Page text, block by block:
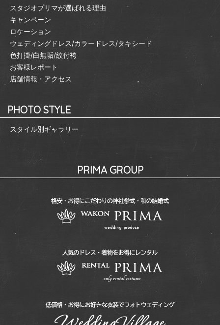
スタジオプリマが選ばれる理由
キャンペーン
ロケーション
ウェディングドレス/カラードレス/タキシード
色打掛/白無垢/紋付袴
お客様レポート
店舗情報・アクセス
PHOTO STYLE
スタイル別ギャラリー
PRIMA GROUP